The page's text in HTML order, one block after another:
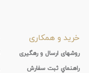
خرید و همکاری
روشهای ارسال و رهگیری
راهنماي ثبت سفارش